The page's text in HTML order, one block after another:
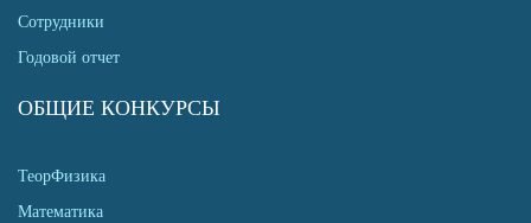
Сотрудники
Годовой отчет
ОБЩИЕ КОНКУРСЫ
ТеорФизика
Математика